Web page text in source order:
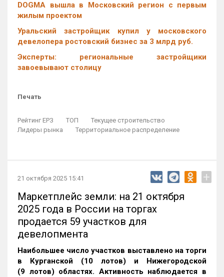
DOGMA вышла в Московский регион с первым
жилым проектом
Уральский застройщик купил у московского
девелопера ростовский бизнес за 3 млрд руб.
Эксперты: региональные застройщики
завоевывают столицу
Печать
Рейтинг ЕРЗ ТОП
Текущее строительство
Лидеры рынка
Территориальное распределение
21 октября 2025 15:41 +
Маркетплейс земли: на 21 октября
2025 года в России на торгах
продается 59 участков для
девелопмента
Наибольшее число участков выставлено на торги
в Курганской (10 лотов) и Нижегородской
(9 лотов) областях. Активность наблюдается в